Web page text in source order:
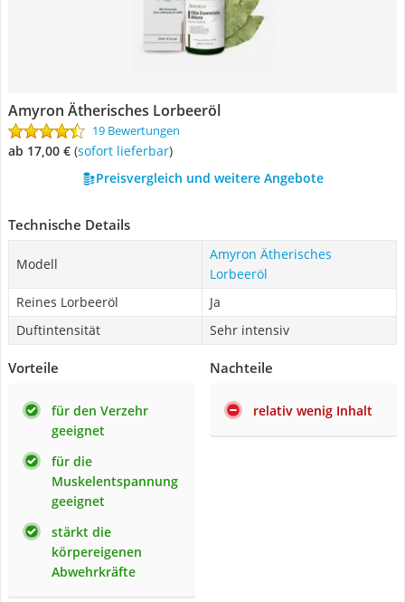
Amyron Ätherisches Lorbeeröl
19 Bewertungen
ab 17,00 € ( Sofort lieferbar)
Preisvergleich und weitere Angebote
Technische Details
Modell
Amyron Ätherisches
Lorbeeröl
Reines Lorbeeröl
Ja
Duftintensität
Sehr intensiv
Vorteile
für den Verzehr
geeignet
für die
Muskelentspannung
geeignet
stärkt die
körpereigenen
Abwehrkräfte
Nachteile
relativ wenig Inhalt